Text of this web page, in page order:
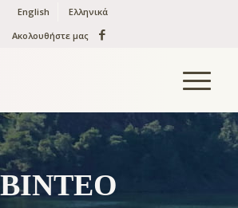
English
Ελληνικά
Ακολουθήστε μας
ΒΙΝΤΕΟ